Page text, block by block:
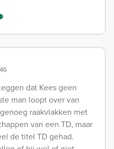
dat Kees geen
man loopt over van
raakvlakken met
van een TD, maar
de titel TD gehad.